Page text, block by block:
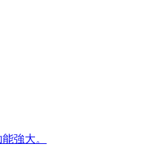
強大。